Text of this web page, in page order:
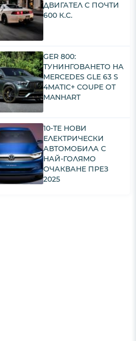
ДВИГАТЕЛ С ПОЧТИ
600 К.С.
GER 800:
ТУНИНГОВАНЕТО НА
MERCEDES GLE 63 S
4MATIC+ COUPE ОТ
MANHART
10-ТЕ НОВИ
ЕЛЕКТРИЧЕСКИ
АВТОМОБИЛА С
НАЙ-ГОЛЯМО
ОЧАКВАНЕ ПРЕЗ
2025